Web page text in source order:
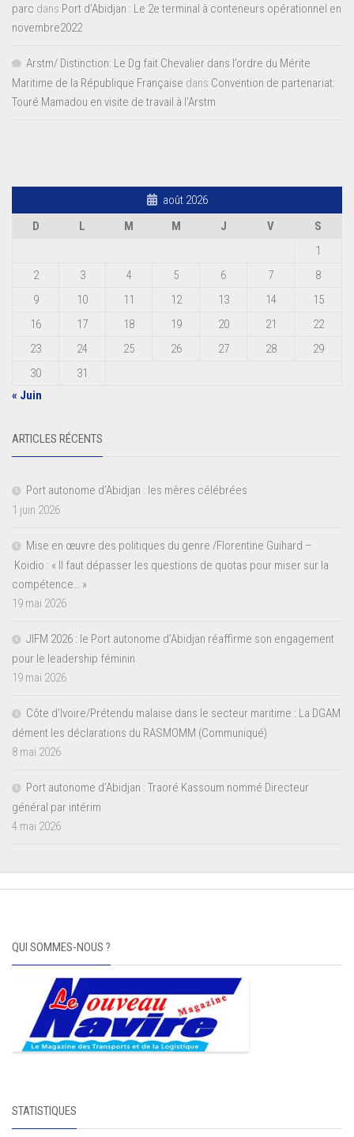
parc dans Port d’Abidjan : Le 2e terminal à conteneurs opérationnel en
novembre2022
Arstm/ Distinction: Le Dg fait Chevalier dans l’ordre du Mérite
Maritime de la République Française dans Convention de partenariat:
Touré Mamadou en visite de travail à l’Arstm
août 2026
D
L M M J V
S
1
2
3 4 5 6 7
8
9
10 11 12 13 14
15
16
17 18 19 20 21
22
23
24 25 26 27 28
29
30
31
« Juin
ARTICLES RÉCENTS
Port autonome d’Abidjan : les mères célébrées
1 juin 2026
Mise en œuvre des politiques du genre /Florentine Guihard –
Koidio : « Il faut dépasser les questions de quotas pour miser sur la
compétence… »
19 mai 2026
JIFM 2026 : le Port autonome d’Abidjan réaffirme son engagement
pour le leadership féminin
19 mai 2026
Côte d’Ivoire/Prétendu malaise dans le secteur maritime : La DGAM
dément les déclarations du RASMOMM (Communiqué)
8 mai 2026
Port autonome d’Abidjan : Traoré Kassoum nommé Directeur
général par intérim
4 mai 2026
QUI SOMMES-NOUS ?
STATISTIQUES